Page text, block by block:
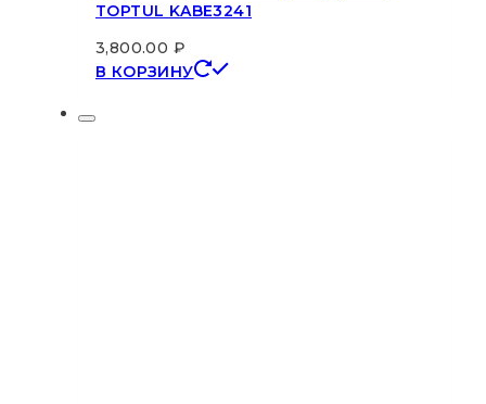
TOPTUL KABE3241
3,800.00 ₽
В КОРЗИНУ